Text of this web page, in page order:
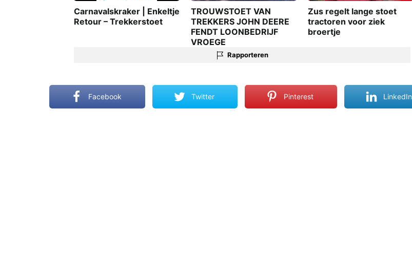
Carnavalskraker | Enkeltje
Retour – Trekkerstoet
TROUWSTOET VAN
TREKKERS JOHN DEERE
FENDT LOONBEDRIJF
VROEGE
Zus regelt lange stoet
tractoren voor ziek
broertje
Rapporteren
Facebook Twitter Pinterest LinkedIn